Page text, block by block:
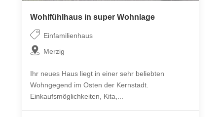
Wohlfühlhaus in super Wohnlage
Einfamilienhaus
Merzig
Ihr neues Haus liegt in einer sehr beliebten
Wohngegend im Osten der Kernstadt.
Einkaufsmöglichkeiten, Kita,...